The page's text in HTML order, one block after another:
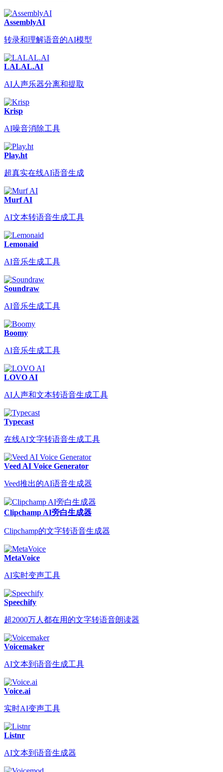
AssemblyAI
转录和理解语音的AI模型
LALAL.AI
AI人声乐器分离和提取
Krisp
AI噪音消除工具
Play.ht
超真实在线AI语音生成
Murf AI
AI文本转语音生成工具
Lemonaid
AI音乐生成工具
Soundraw
AI音乐生成工具
Boomy
AI音乐生成工具
LOVO AI
AI人声和文本转语音生成工具
Typecast
在线AI文字转语音生成工具
Veed AI Voice Generator
Veed推出的AI语音生成器
Clipchamp AI旁白生成器
Clipchamp的文字转语音生成器
MetaVoice
AI实时变声工具
Speechify
超2000万人都在用的文字转语音朗读器
Voicemaker
AI文本到语音生成工具
Voice.ai
实时AI变声工具
Listnr
AI文本到语音生成器